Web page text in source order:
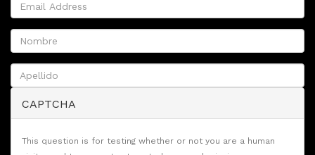
CAPTCHA
This question is for testing whether or not you are a human